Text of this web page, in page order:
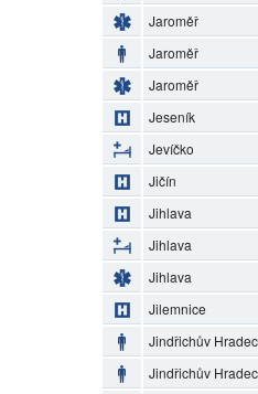
Jaroměř
Jaroměř
Jaroměř
Jeseník
Jevíčko
Jičín
Jihlava
Jihlava
Jihlava
Jilemnice
Jindřichův Hradec
Jindřichův Hradec